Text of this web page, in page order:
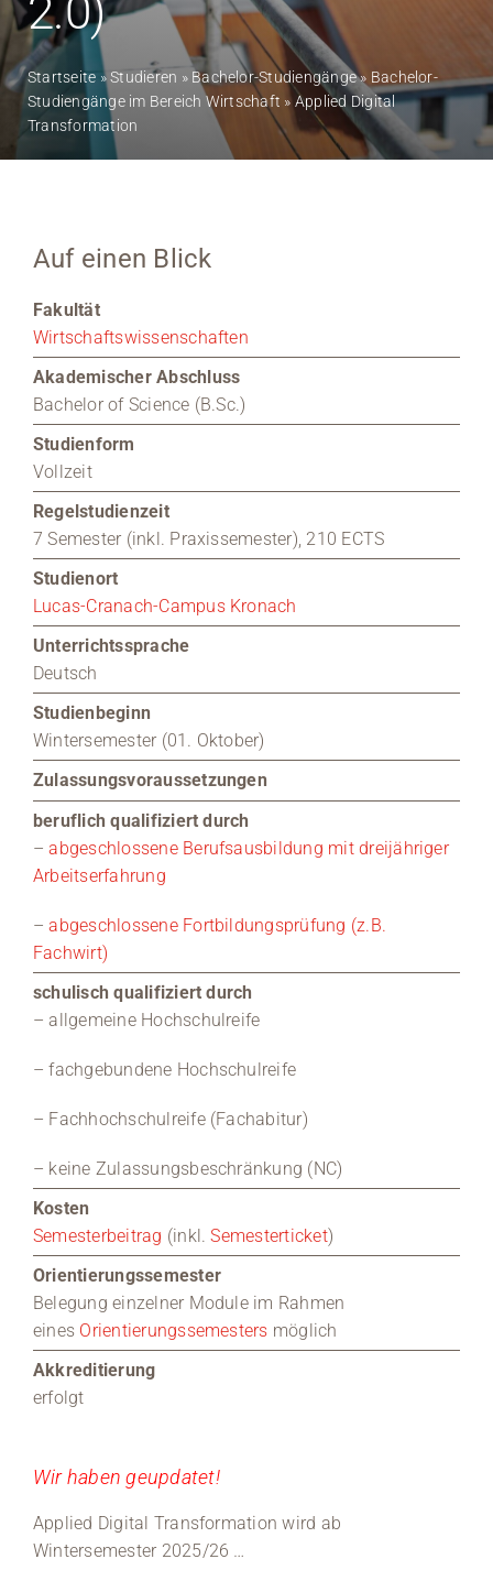
Medien
Stellenangebote
News
2.0)
Startseite »Studieren » Bachelor-Studiengänge» Bachelor-
Studiengänge im Bereich Wirtschaft » Applied Digital
Transformation
Auf einen Blick
Fakultät
Wirtschaftswissenschaften
Akademischer Abschluss
Bachelor of Science (B.Sc.)
Studienform
Vollzeit
Regelstudienzeit
7 Semester (inkl. Praxissemester), 210 ECTS
Studienort
Lucas-Cranach-Campus Kronach
Unterrichtssprache
Deutsch
Studienbeginn
Wintersemester (01. Oktober)
Zulassungsvoraussetzungen
beruflich qualifiziert durch
–abgeschlossene Berufsausbildung mit dreijähriger
Arbeitserfahrung
–abgeschlossene Fortbildungsprüfung (z.B.
Fachwirt)
schulisch qualifiziert durch
– allgemeine Hochschulreife
– fachgebundene Hochschulreife
– Fachhochschulreife (Fachabitur)
– keine Zulassungsbeschränkung (NC)
Kosten
Semesterbeitrag (inkl.Semesterticket)
Orientierungssemester
Belegung einzelner Module im Rahmen
eines Orientierungssemesters möglich
Akkreditierung
erfolgt
Wir haben geupdatet!
Applied Digital Transformation wird ab
Wintersemester 2025/26 …